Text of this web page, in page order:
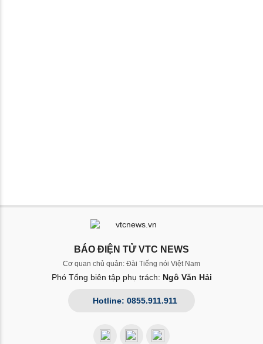
BÁO ĐIỆN TỬ VTC NEWS
Cơ quan chủ quản: Đài Tiếng nói Việt Nam
Phó Tổng biên tập phụ trách: Ngô Văn Hải
Hotline: 0855.911.911